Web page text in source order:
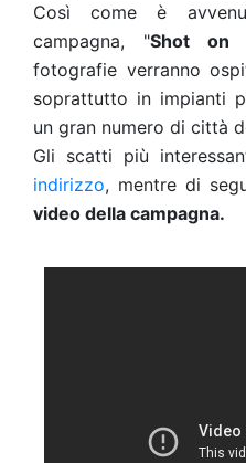
Così come è
campagna, "Shot on
fotografie verranno
soprattutto in impianti
un gran numero di città
Gli scatti più
indirizzo, mentre di
video della campagna.